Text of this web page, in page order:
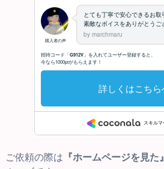
ご依頼の際は 『ホームページを見た』